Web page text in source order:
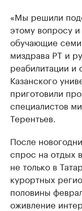
«Мы решили
этому вопросу и
обучающие
миздрава РТ и
реабилитации и
Казанского
приготовили
специалистов
Терентьев.
После
спрос на отдых
не только в
курортных
половины
оживление